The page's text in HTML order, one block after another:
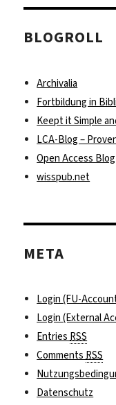
BLOGROLL
Archivalia
Fortbildung in
Keept it Simple
LCA-Blog –
Open Access
wisspub.net
META
Login (FU-
Login (External
EntriesRSS
CommentsRSS
Datenschutz